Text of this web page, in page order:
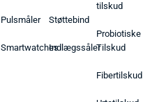
Pulsmåler
Smartwatches
Støttebind
Indlægssåler
tilskud
Probiotiske
Tilskud
Fibertilskud